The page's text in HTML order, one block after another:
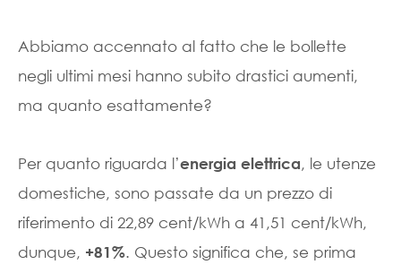
Abbiamo accennato al fatto che le bollette
negli ultimi mesi hanno subito drastici aumenti,
ma quanto esattamente?
Per quanto riguarda l’energia elettrica, le utenze
domestiche, sono passate da un prezzo di
riferimento di 22,89 cent/kWh a 41,51 cent/kWh,
dunque, +81%. Questo significa che, se prima